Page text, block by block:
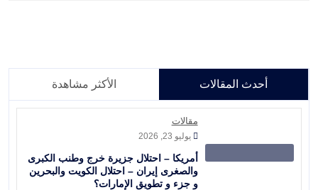
أحدث المقالات الأكثر مشاهدة
مقالات
يوليو 23, 2026
أمريكا – احتلال جزيرة خرج وطنب الكبرى
والصغرى إيران – احتلال الكويت والبحرين
و جزء و تطويق الإمارات؟